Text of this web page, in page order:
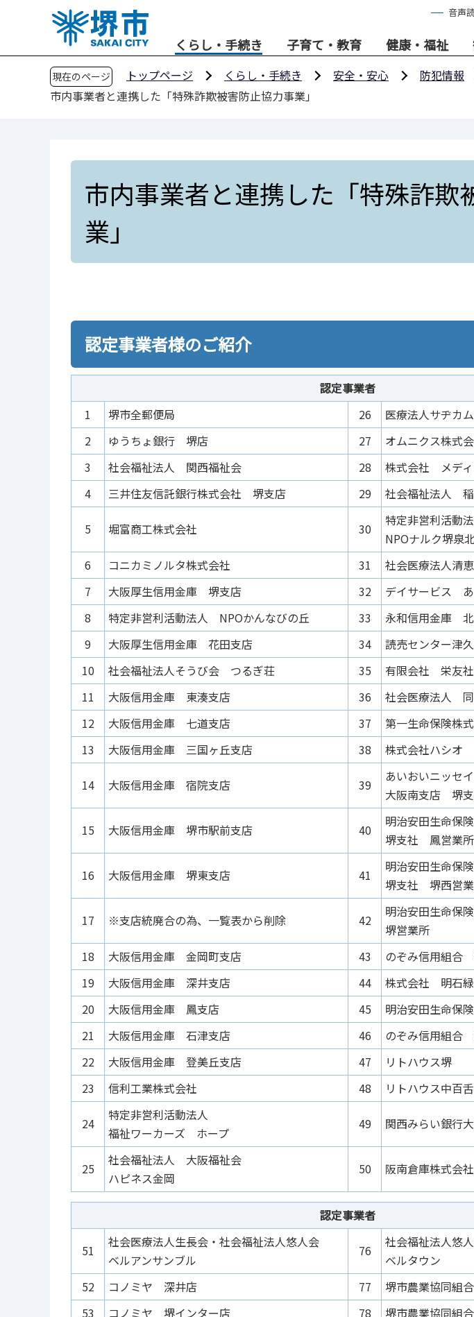
音声
くらし・手続き 子育て・教育 健康・福祉
現在のページ トップページ くらし・手続き 安全・安心
防犯情報
市内事業者と連携した「特殊詐欺被害防止協力事業」
市内事業者と連携した「特殊詐欺
業」
認定事業者様のご紹介
認定事業者
1
堺市全郵便局 26
医療法人サヂカ
2
ゆうちょ銀行 堺店 27
オムニクス株式
3
社会福祉法人 関西福祉会 28
株式会社 メデ
4
三井住友信託銀行株式会社 堺支店 29 社会福祉法人
5 堀富商工株式会社 30
特定非営利活動
NPOナルク堺泉
6
コニカミノルタ株式会社 31
社会医療法人清
7
大阪厚生信用金庫 堺支店 32
デイサービス
8
特定非営利活動法人 NPOかんなびの丘 33
永和信用金庫
9
大阪厚生信用金庫 花田支店 34
読売センター津
10
社会福祉法人そうび会 つるぎ荘 35
有限会社 栄友社
11
大阪信用金庫 東湊支店 36
社会医療法人
12
大阪信用金庫 七道支店 37
第一生命保険株
13
大阪信用金庫 三国ヶ丘支店 38 株式会社ハシオ
14 大阪信用金庫 宿院支店 39
あいおいニッセ
大阪南支店 堺
15 大阪信用金庫 堺市駅前支店 40
明治安田生命保
堺支社 鳳営業所
16 大阪信用金庫 堺東支店 41
明治安田生命保
堺支社 堺西営
17 ※支店統廃合の為、一覧表から削除 42
明治安田生命保
堺営業所
18
大阪信用金庫 金岡町支店 43
のぞみ信用組合
19
大阪信用金庫 深井支店 44
株式会社 明石
20
大阪信用金庫 鳳支店 45
明治安田生命保
21
大阪信用金庫 石津支店 46
のぞみ信用組合
22
大阪信用金庫 登美丘支店 47
リトハウス堺
23
信利工業株式会社 48 リトハウス中百
24
特定非営利活動法人
福祉ワーカーズ ホープ
49 関西みらい銀行
25
社会福祉法人 大阪福祉会
ハピネス金岡
50 阪南倉庫株式会社
認定事業者
51
社会医療法人生長会・社会福祉法人悠人会
ベルアンサンブル
76
社会福祉法人悠
ベルタウン
52
コノミヤ 深井店 77
堺市農業協同組
53
コノミヤ 堺インター店 78
堺市農業協同組